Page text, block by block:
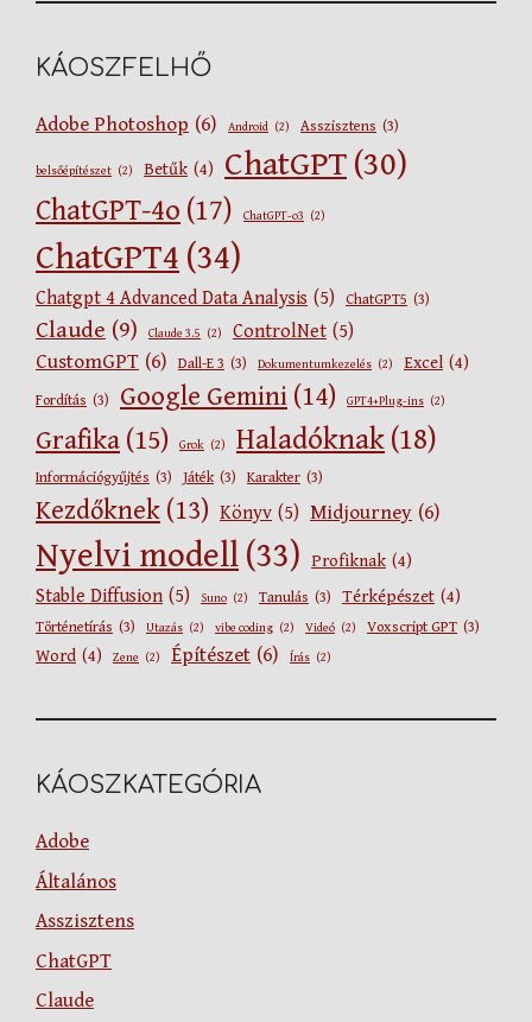
KÁOSZFELHŐ
Adobe Photoshop (6) Android (2) Asszisztens (3)
belsőépítészet (2) Betűk (4) ChatGPT (30)
ChatGPT-4o (17) ChatGPT-o3 (2)
ChatGPT4 (34)
Chatgpt 4 Advanced Data Analysis (5) ChatGPT5 (3)
Claude (9) Claude 3.5 (2) ControlNet (5)
CustomGPT (6) Dall-E 3 (3) Dokumentumkezelés (2) Excel (4)
Fordítás (3) Google Gemini (14) GPT4+Plug-ins (2)
Grafika (15) Grok (2) Haladóknak (18)
Információgyűjtés (3) Játék (3) Karakter (3)
Kezdőknek (13) Könyv (5) Midjourney (6)
Nyelvi modell (33) Profiknak (4)
Stable Diffusion (5) Suno (2) Tanulás (3) Térképészet (4)
Történetírás (3) Utazás (2) vibe coding (2) Videó (2) Voxscript GPT (3)
Word (4) Zene (2) Építészet (6) Írás (2)
KÁOSZKATEGÓRIA
Adobe
Általános
Asszisztens
ChatGPT
Claude